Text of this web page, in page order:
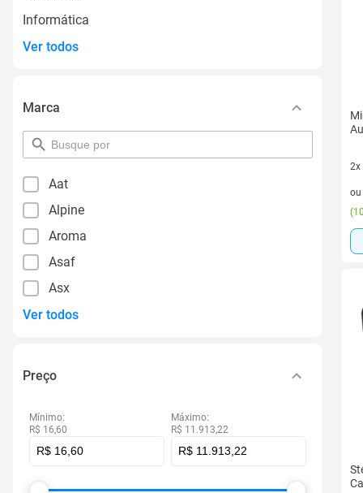
Informática
Ver todos
Marca
pesquisar
por
Aat
Alpine
Aroma
Asaf
Asx
Ver todos
Preço
Mínimo:
R$ 16,60
Máximo:
R$ 11.913,22
2x
2
ou
(